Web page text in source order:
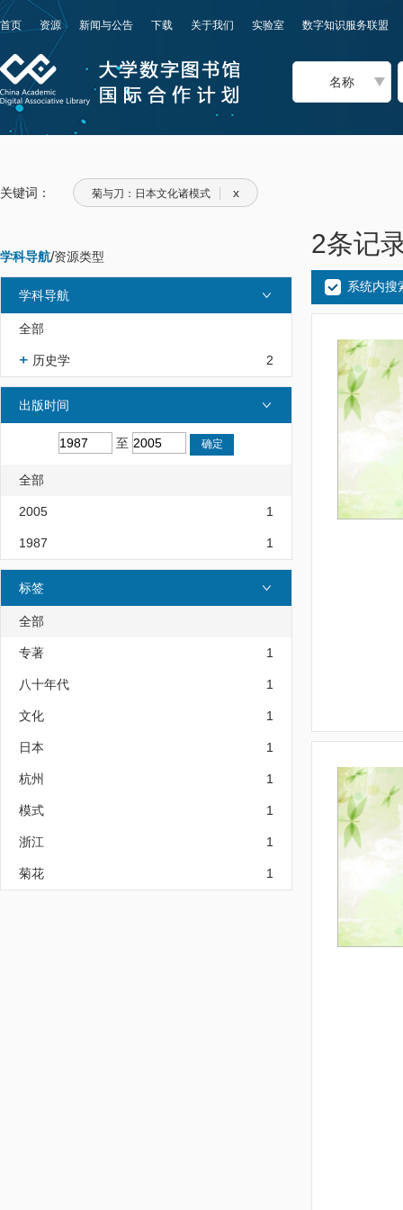
首页 资源 新闻与公告 下载 关于我们 实验室 数字知识服务联盟
名称
关键词： 菊与刀：日本文化诸模式 x
学科导航/资源类型
学科导航
全部
历史学 2
出版时间
至
全部
2005 1
1987 1
标签
全部
专著 1
八十年代 1
文化 1
日本 1
杭州 1
模式 1
浙江 1
菊花 1
2条记
系统内搜